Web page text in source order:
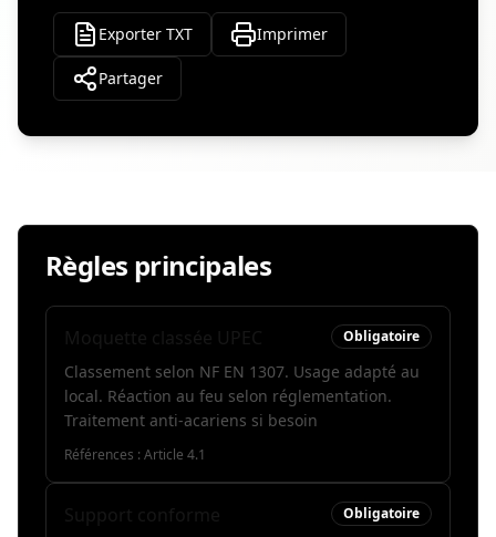
Exporter TXT Imprimer
Partager
Règles principales
Obligatoire
Classement selon NF EN 1307. Usage adapté au
local. Réaction au feu selon réglementation.
Traitement anti-acariens si besoin
Références : Article 4.1
Obligatoire